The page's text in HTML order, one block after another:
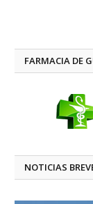
FARMACIA DE
NOTICIAS